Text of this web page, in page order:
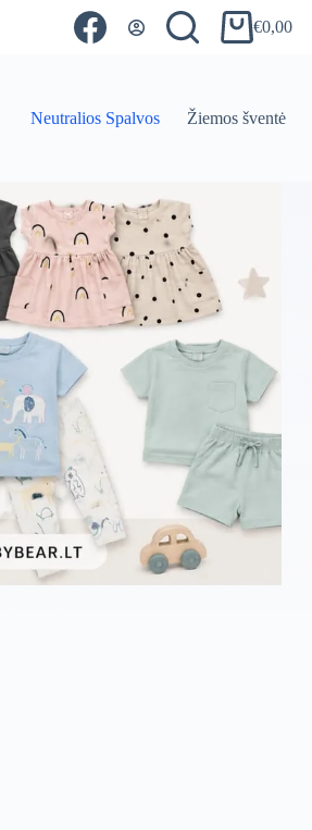
Shopping
€0,00
Neutralios Spalvos Žiemos šventė